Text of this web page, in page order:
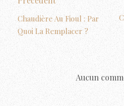
Chaudière Au Fioul : Par
Quoi La Remplacer ?
Aucun